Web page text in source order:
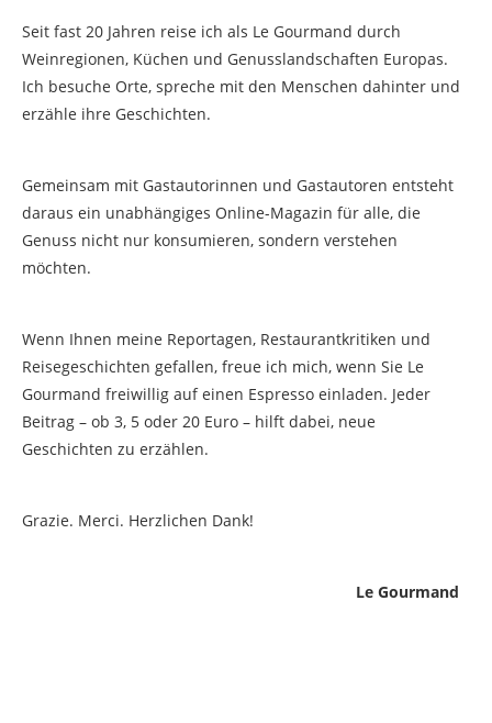
Seit fast 20 Jahren reise ich als Le Gourmand durch
Weinregionen, Küchen und Genusslandschaften Europas.
Ich besuche Orte, spreche mit den Menschen dahinter und
erzähle ihre Geschichten.
Gemeinsam mit Gastautorinnen und Gastautoren entsteht
daraus ein unabhängiges Online-Magazin für alle, die
Genuss nicht nur konsumieren, sondern verstehen
möchten.
Wenn Ihnen meine Reportagen, Restaurantkritiken und
Reisegeschichten gefallen, freue ich mich, wenn Sie Le
Gourmand freiwillig auf einen Espresso einladen. Jeder
Beitrag – ob 3, 5 oder 20 Euro – hilft dabei, neue
Geschichten zu erzählen.
Grazie. Merci. Herzlichen Dank!
Le Gourmand